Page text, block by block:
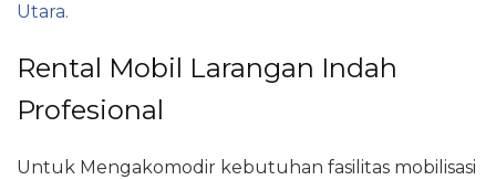
Utara.
Rental Mobil Larangan Indah
Profesional
Untuk Mengakomodir kebutuhan fasilitas mobilisasi